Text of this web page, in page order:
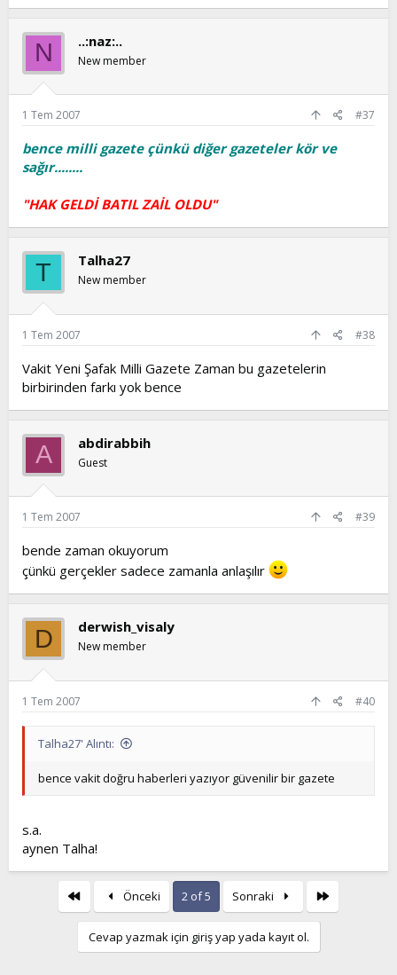
N ..:naz:..
New member
1 Tem 2007 #37
bence milli gazete çünkü diğer gazeteler kör ve
sağır........
"HAK GELDİ BATIL ZAİL OLDU"
T Talha27
New member
1 Tem 2007 #38
Vakit Yeni Şafak Milli Gazete Zaman bu gazetelerin
birbirinden farkı yok bence
A abdirabbih
Guest
1 Tem 2007 #39
bende zaman okuyorum
çünkü gerçekler sadece zamanla anlaşılır
D derwish_visaly
New member
1 Tem 2007 #40
Talha27' Alıntı:
bence vakit doğru haberleri yazıyor güvenilir bir gazete
s.a.
aynen Talha!
Önceki 2 of 5 Sonraki Son
Cevap yazmak için giriş yap yada kayıt ol.